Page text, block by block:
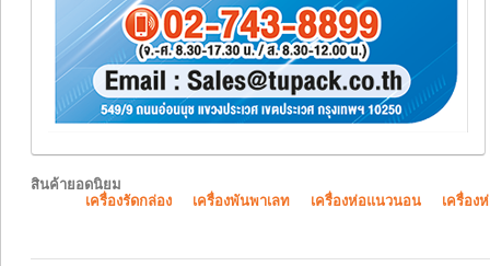
สินค้ายอดนิยม
เครื่องรัดกล่อง
เครื่องพันพาเลท เครื่องห่อแนวนอน เครื่อง